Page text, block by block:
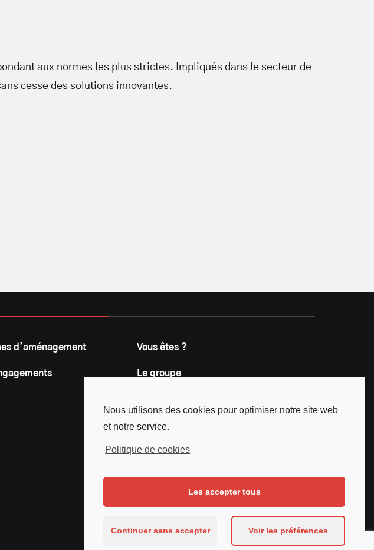
Nous utilisons des cookies pour optimiser notre site web
et notre service.
Politique de cookies
Les accepter tous
Continuer sans accepter Voir les préférences
aux normes les plus strictes. Impliqués dans le secteur de
cesse des solutions innovantes.
d’aménagement Vous êtes ?
Le groupe